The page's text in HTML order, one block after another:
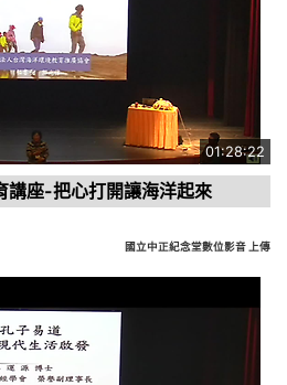
01:28:22
講座-把心打開讓海洋起來
國立中正紀念堂數位影音 上傳